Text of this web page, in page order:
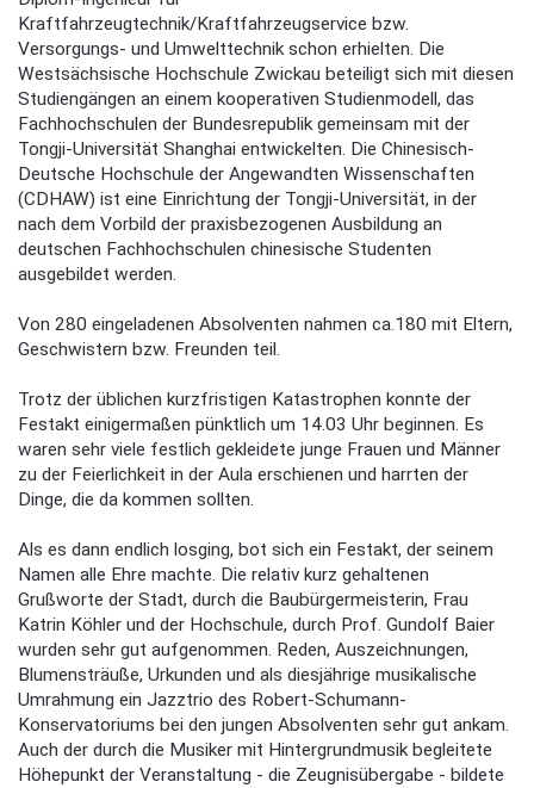
Kraftfahrzeugtechnik/Kraftfahrzeugservice bzw.
Versorgungs- und Umwelttechnik schon erhielten. Die
Westsächsische Hochschule Zwickau beteiligt sich mit diesen
Studiengängen an einem kooperativen Studienmodell, das
Fachhochschulen der Bundesrepublik gemeinsam mit der
Tongji-Universität Shanghai entwickelten. Die Chinesisch-
Deutsche Hochschule der Angewandten Wissenschaften
(CDHAW) ist eine Einrichtung der Tongji-Universität, in der
nach dem Vorbild der praxisbezogenen Ausbildung an
deutschen Fachhochschulen chinesische Studenten
ausgebildet werden.
Von 280 eingeladenen Absolventen nahmen ca.180 mit Eltern,
Geschwistern bzw. Freunden teil.
Trotz der üblichen kurzfristigen Katastrophen konnte der
Festakt einigermaßen pünktlich um 14.03 Uhr beginnen. Es
waren sehr viele festlich gekleidete junge Frauen und Männer
zu der Feierlichkeit in der Aula erschienen und harrten der
Dinge, die da kommen sollten.
Als es dann endlich losging, bot sich ein Festakt, der seinem
Namen alle Ehre machte. Die relativ kurz gehaltenen
Grußworte der Stadt, durch die Baubürgermeisterin, Frau
Katrin Köhler und der Hochschule, durch Prof. Gundolf Baier
wurden sehr gut aufgenommen. Reden, Auszeichnungen,
Blumensträuße, Urkunden und als diesjährige musikalische
Umrahmung ein Jazztrio des Robert-Schumann-
Konservatoriums bei den jungen Absolventen sehr gut ankam.
Auch der durch die Musiker mit Hintergrundmusik begleitete
Höhepunkt der Veranstaltung - die Zeugnisübergabe - bildete